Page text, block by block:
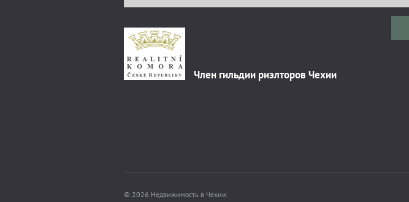
Член гильдии риэлторов Чехии
© 2026 Недвижимость в Чехии.